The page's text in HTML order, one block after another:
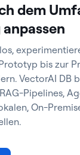
dem
bis zur
VectorAI DB
Pipelines,
On-